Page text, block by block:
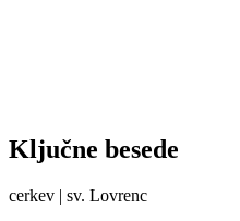
Ključne besede
cerkev | sv. Lovrenc